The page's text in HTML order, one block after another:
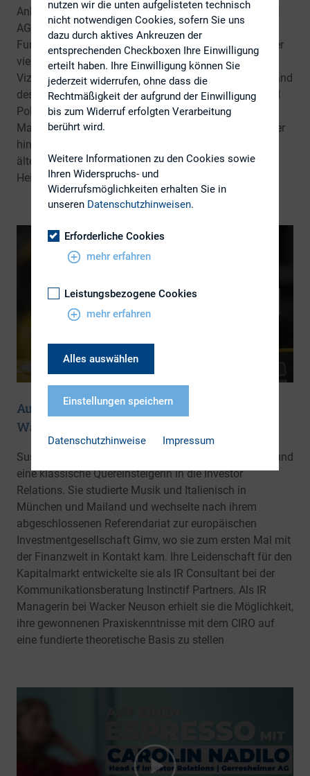
Anke ist Vice President Investor Relations der GRENKE
AG in Baden-Baden. Zuvor war sie in leitenden
Funktionen für Demag Cranes, die GEA Group und über
viele Jahre für die Gerresheimer tätig. Anke war
Vizepräsidentin des DIRK und über 10 Jahre im Vorstand
des Verbands engagiert. Sie studierte Germanistik und
Politologie in Gießen und hält einen MBA der Nimbas
Management School/Bradford University (UK). Darüber
hinaus hat sie einen Lehrauftrag an Deutschlands
ältester Universität, der Ruprecht-Karls-Universität in
Heidelberg.
Auf einen Espresso mit … Susanne Rizzo,
Wacker Neuson
Susanne ist IR Managerin bei der Wacker Neuson SE und
eine klassische Quereinsteigerin in die Investor
Relations. Sie studierte Musik und Italienisch in
München und Mailand und wechselte nach ihrem
abgeschlossenen Referendariat zur europäischen
Investmentgesellschaft Gimv, wo sie zum ersten Mal mit
der Finanzwelt in Kontakt kam. Ihre Leidenschaft für den
Kapitalmarkt entwickelte sie als IR Consultant bei der
Kommunikationsberatung Instinctif Partners. Als IR
Managerin bei Wacker Neuson erhielt sie die Möglichkeit,
ihre gewonnenen Praxiskenntnisse mit dem CIRO auf
eine fundierte theoretische Basis zu stellen
nutzen wir die unten aufgelisteten technisch
nicht notwendigen Cookies, sofern Sie uns
dazu durch aktives Ankreuzen der
entsprechenden Checkboxen Ihre Einwilligung
erteilt haben. Ihre Einwilligung können Sie
jederzeit widerrufen, ohne dass die
Rechtmäßigkeit der aufgrund der Einwilligung
bis zum Widerruf erfolgten Verarbeitung
berührt wird.
Weitere Informationen zu den Cookies sowie
Ihren Widerspruchs- und
Widerrufsmöglichkeiten erhalten Sie in
unseren Datenschutzhinweisen.
Erforderliche Cookies
mehr erfahren
Leistungsbezogene Cookies
mehr erfahren
Alles auswählen
Einstellungen speichern
Datenschutzhinweise Impressum